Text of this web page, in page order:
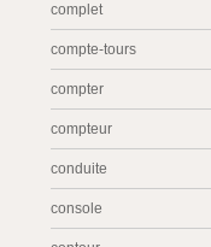
complet
compte-tours
compter
compteur
conduite
console